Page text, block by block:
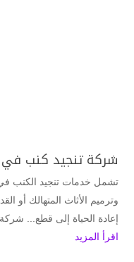
شركة تنجيد كنب
تشمل خدمات تنجيد الكنب
وترميم الأثاث المتهالك أو
إعادة الحياة إلى قطع...
اقرأ المزيد